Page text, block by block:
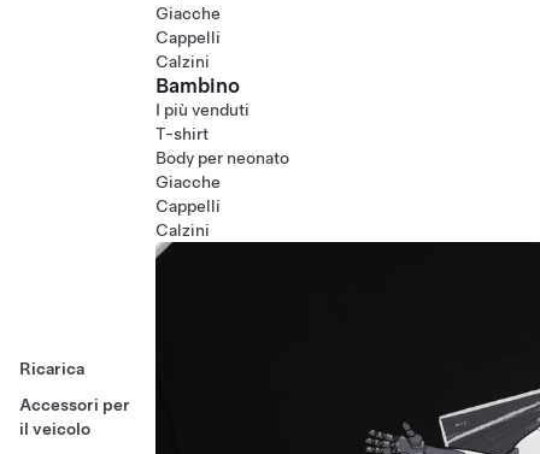
Ricarica
Accessori per
il veicolo
Giacche
Cappelli
Calzini
Bambino
I più venduti
T-shirt
Body per neonato
Giacche
Cappelli
Calzini